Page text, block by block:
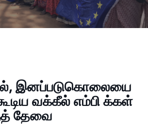
இனப்படுகொலையை
வக்கீல் எம்பி க்கள்
தேவை